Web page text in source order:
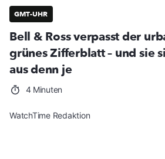
GMT-UHR
Bell & Ross verpasst der
grünes Zifferblatt – und sie
aus denn je
4 Minuten
WatchTime Redaktion